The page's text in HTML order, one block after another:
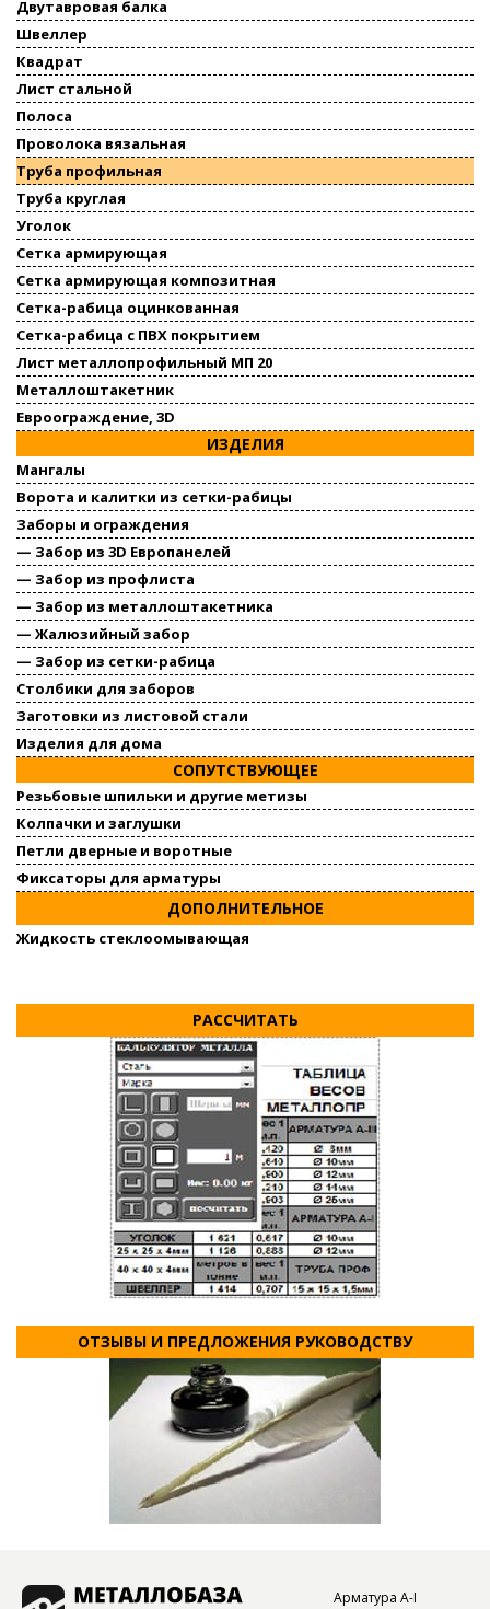
Двутавровая балка
Швеллер
Квадрат
Лист стальной
Полоса
Проволока вязальная
Труба профильная
Труба круглая
Уголок
Сетка армирующая
Сетка армирующая композитная
Сетка-рабица оцинкованная
Сетка-рабица с ПВХ покрытием
Лист металлопрофильный МП 20
Металлоштакетник
Евроограждение, 3D
ИЗДЕЛИЯ
Мангалы
Ворота и калитки из сетки-рабицы
Заборы и ограждения
— Забор из 3D Европанелей
— Забор из профлиста
— Забор из металлоштакетника
— Жалюзийный забор
— Забор из сетки-рабица
Столбики для заборов
Заготовки из листовой стали
Изделия для дома
СОПУТСТВУЮЩЕЕ
Резьбовые шпильки и другие метизы
Колпачки и заглушки
Петли дверные и воротные
Фиксаторы для арматуры
ДОПОЛНИТЕЛЬНОЕ
Жидкость стеклоомывающая
РАССЧИТАТЬ
ОТЗЫВЫ И ПРЕДЛОЖЕНИЯ РУКОВОДСТВУ
Арматура А-I